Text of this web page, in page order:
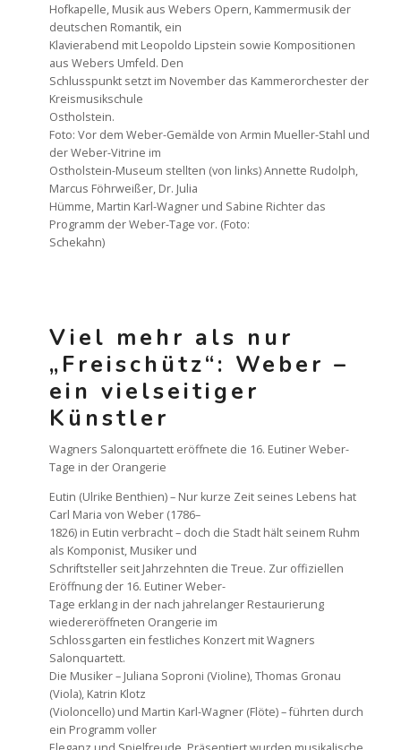
Hofkapelle, Musik aus Webers Opern, Kammermusik der
deutschen Romantik, ein
Klavierabend mit Leopoldo Lipstein sowie Kompositionen
aus Webers Umfeld. Den
Schlusspunkt setzt im November das Kammerorchester der
Kreismusikschule
Ostholstein.
Foto: Vor dem Weber-Gemälde von Armin Mueller-Stahl und
der Weber-Vitrine im
Ostholstein-Museum stellten (von links) Annette Rudolph,
Marcus Föhrweißer, Dr. Julia
Hümme, Martin Karl-Wagner und Sabine Richter das
Programm der Weber-Tage vor. (Foto:
Schekahn)
Viel mehr als nur
„Freischütz“: Weber –
ein vielseitiger
Künstler
Wagners Salonquartett eröffnete die 16. Eutiner Weber-
Tage in der Orangerie
Eutin (Ulrike Benthien) – Nur kurze Zeit seines Lebens hat
Carl Maria von Weber (1786–
1826) in Eutin verbracht – doch die Stadt hält seinem Ruhm
als Komponist, Musiker und
Schriftsteller seit Jahrzehnten die Treue. Zur offiziellen
Eröffnung der 16. Eutiner Weber-
Tage erklang in der nach jahrelanger Restaurierung
wiedereröffneten Orangerie im
Schlossgarten ein festliches Konzert mit Wagners
Salonquartett.
Die Musiker – Juliana Soproni (Violine), Thomas Gronau
(Viola), Katrin Klotz
(Violoncello) und Martin Karl-Wagner (Flöte) – führten durch
ein Programm voller